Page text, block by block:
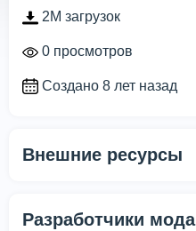
2M загрузок
0 просмотров
Создано 8 лет назад
Внешние ресурсы
Разработчики мода